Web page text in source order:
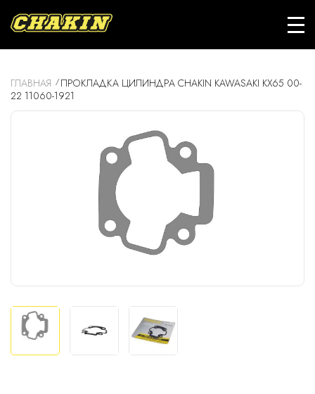
ГЛАВНАЯ
ПРОКЛАДКА ЦИЛИНДРА CHAKIN KAWASAKI KX65 00-
22 11060-1921